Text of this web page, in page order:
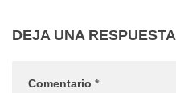
DEJA UNA RESPUESTA
Comentario *